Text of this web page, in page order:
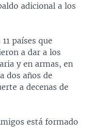
adicional a los
países que
a dar a los
y en armas, en
dos años de
a decenas de
está formado